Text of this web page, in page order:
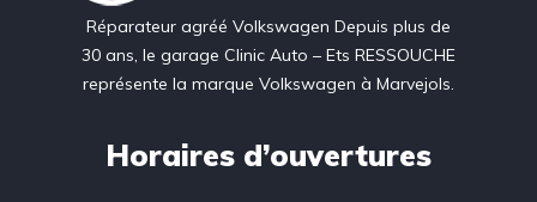
Réparateur agréé Volkswagen Depuis plus de
30 ans, le garage Clinic Auto – Ets RESSOUCHE
représente la marque Volkswagen à Marvejols.
Horaires d’ouvertures